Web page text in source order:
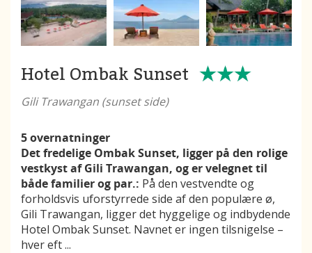
Hotel Ombak Sunset
Gili Trawangan (sunset side)
5 overnatninger
Det fredelige Ombak Sunset, ligger på den rolige
vestkyst af Gili Trawangan, og er velegnet til
både familier og par.: På den vestvendte og
forholdsvis uforstyrrede side af den populære ø,
Gili Trawangan, ligger det hyggelige og indbydende
Hotel Ombak Sunset. Navnet er ingen tilsnigelse –
hver eft...